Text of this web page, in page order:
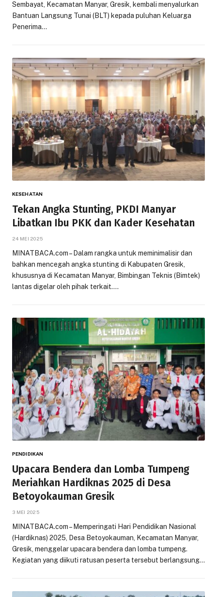
Sembayat, Kecamatan Manyar, Gresik, kembali menyalurkan
Bantuan Langsung Tunai (BLT) kepada puluhan Keluarga
Penerima…
KESEHATAN
Tekan Angka Stunting, PKDI Manyar
Libatkan Ibu PKK dan Kader Kesehatan
24 MEI 2025
MINATBACA.com – Dalam rangka untuk meminimalisir dan
bahkan mencegah angka stunting di Kabupaten Gresik,
khususnya di Kecamatan Manyar, Bimbingan Teknis (Bimtek)
lantas digelar oleh pihak terkait.…
PENDIDIKAN
Upacara Bendera dan Lomba Tumpeng
Meriahkan Hardiknas 2025 di Desa
Betoyokauman Gresik
3 MEI 2025
MINATBACA.com – Memperingati Hari Pendidikan Nasional
(Hardiknas) 2025, Desa Betoyokauman, Kecamatan Manyar,
Gresik, menggelar upacara bendera dan lomba tumpeng.
Kegiatan yang diikuti ratusan peserta tersebut berlangsung…